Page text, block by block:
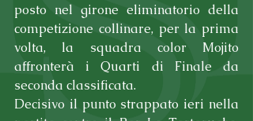
posto nel girone eliminatorio della
competizione collinare, per la prima
volta, la squadra color Mojito
affronterà i Quarti di Finale da
seconda classificata.
Decisivo il punto strappato ieri nella